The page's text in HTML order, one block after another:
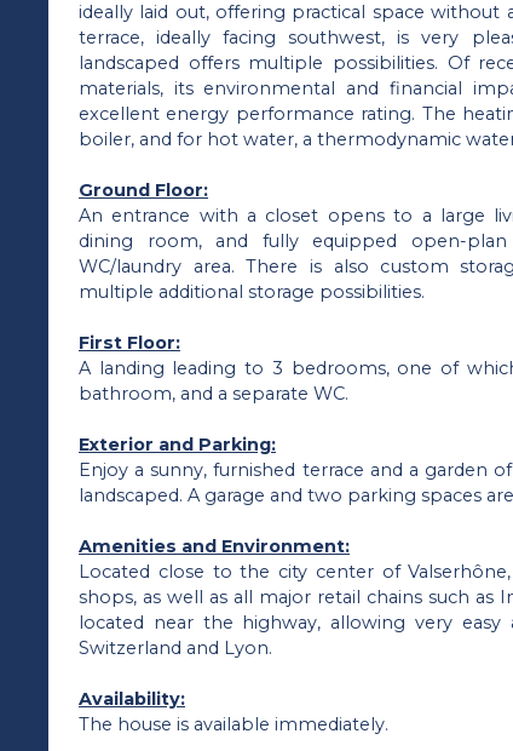
ideally laid out, offering practical space without
terrace, ideally facing southwest, is very
landscaped offers multiple possibilities. Of
materials, its environmental and financial
excellent energy performance rating. The
boiler, and for hot water, a thermodynamic
Ground Floor:
An entrance with a closet opens to a large
dining room, and fully equipped open-
WC/laundry area. There is also custom
multiple additional storage possibilities.
First Floor:
A landing leading to 3 bedrooms, one of
bathroom, and a separate WC.
Exterior and Parking:
Enjoy a sunny, furnished terrace and a garden
landscaped. A garage and two parking spaces
Amenities and Environment:
Located close to the city center of
shops, as well as all major retail chains such as
located near the highway, allowing very
Switzerland and Lyon.
Availability:
The house is available immediately.